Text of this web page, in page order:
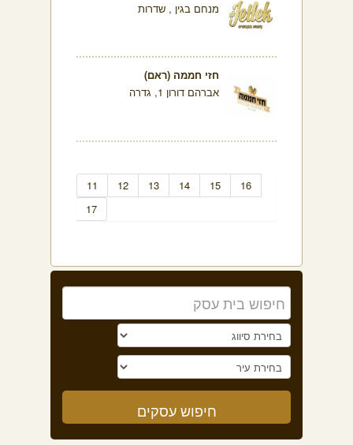
מנחם בגין , שדרות
חזי חממה (ראם)
אברהם דורון 1, גדרה
11 12 13 14 15
16
17